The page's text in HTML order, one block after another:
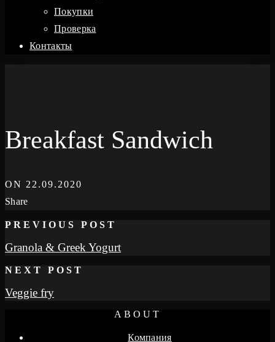
Покупки
Проверка
Контакты
Breakfast Sandwich
ON 22.09.2020
Share
PREVIOUS POST
Granola & Greek Yogurt
NEXT POST
Veggie fry
ABOUT
Компания